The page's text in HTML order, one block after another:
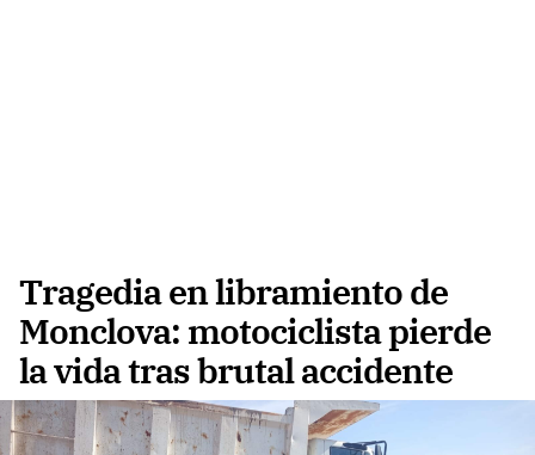
Tragedia en libramiento de
Monclova: motociclista pierde
la vida tras brutal accidente